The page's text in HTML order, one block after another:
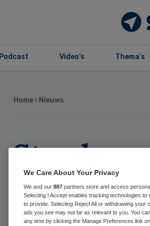
Podcast Video’s Thema’s
Home › Nieuws
Steeds
We Care About Your Privacy
We and our 887 partners store and access
Selecting I Accept enables tracking technologies
to provide. Selecting Reject All or withdrawing
ads you see may not be as relevant to you. You
any time by clicking the Manage Preferences link